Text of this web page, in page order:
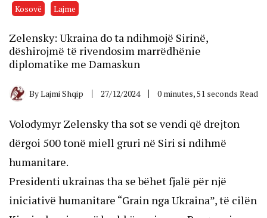
Kosovë Lajme
Zelensky: Ukraina do ta ndihmojë Sirinë,
dëshirojmë të rivendosim marrëdhënie
diplomatike me Damaskun
ByLajmi Shqip 27/12/2024 0 minutes, 51 seconds Read
Volodymyr Zelensky tha sot se vendi që drejton
dërgoi 500 tonë miell gruri në Siri si ndihmë
humanitare.
Presidenti ukrainas tha se bëhet fjalë për një
iniciativë humanitare “Grain nga Ukraina”, të cilën